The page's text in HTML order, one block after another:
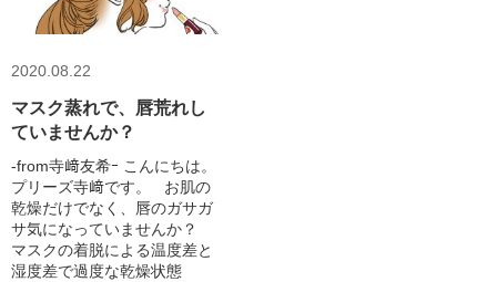
2020.08.22
マスク蒸れで、唇荒れし
ていませんか？
-from寺﨑友希ｰ こんにちは。
プリーズ寺﨑です。 お肌の
乾燥だけでなく、唇のガサガ
サ気になっていませんか？
マスクの着脱による温度差と
湿度差で過度な乾燥状態